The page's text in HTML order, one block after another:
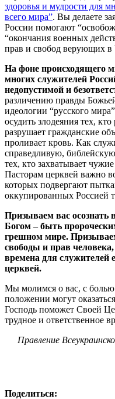
здоровья и мудрости для
всего мира”. Вы делаете
России помогают
“окончания военных
прав и свобод верующих в
На фоне происходящего
многих служителей
недопустимой и
различению правды
идеологии “русского
осудить злодеяния тех,
разрушает гражданские
проливает кровь. Как
справедливую,
тех, кто захватывает
Пасторам церквей важно
которых подвергают
оккупированных Россией
Призываем вас осознать
Богом – быть
грешном мире.
свободы и прав
времена для служителей
церквей.
Мы молимся о вас, с болью
положении могут
Господь поможет Своей
трудное и ответственное
Правление
Поделиться: